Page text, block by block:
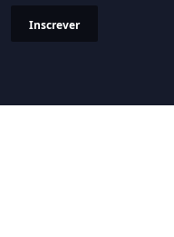
Inscrever